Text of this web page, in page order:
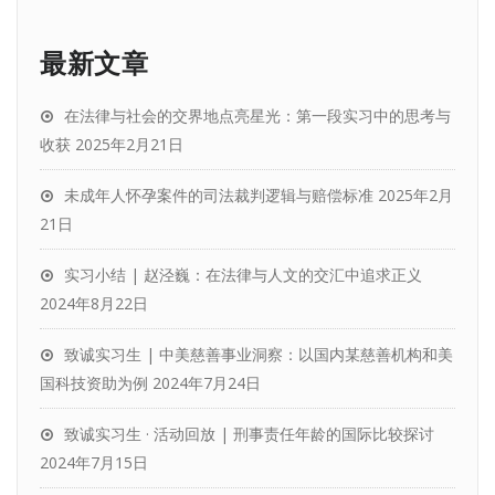
最新文章
在法律与社会的交界地点亮星光：第一段实习中的思考与
收获 2025年2月21日
未成年人怀孕案件的司法裁判逻辑与赔偿标准 2025年2月
21日
实习小结 | 赵泾巍：在法律与人文的交汇中追求正义
2024年8月22日
致诚实习生 | 中美慈善事业洞察：以国内某慈善机构和美
国科技资助为例 2024年7月24日
致诚实习生 · 活动回放 | 刑事责任年龄的国际比较探讨
2024年7月15日